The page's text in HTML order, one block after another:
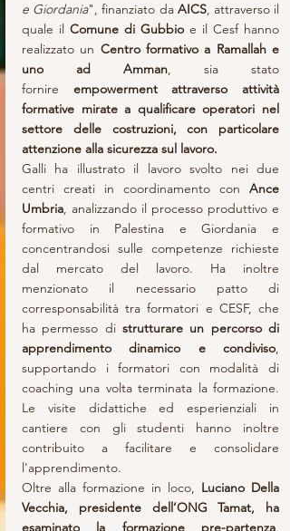
e Giordania", finanziato da AICS, attraverso il
quale il Comune di Gubbio e il Cesf hanno
realizzato un Centro formativo a Ramallah e
uno ad Amman, sia stato
fornire empowerment attraverso attività
formative mirate a qualificare operatori nel
settore delle costruzioni, con particolare
attenzione alla sicurezza sul lavoro.
Galli ha illustrato il lavoro svolto nei due
centri creati in coordinamento con Ance
Umbria, analizzando il processo produttivo e
formativo in Palestina e Giordania e
concentrandosi sulle competenze richieste
dal mercato del lavoro. Ha inoltre
menzionato il necessario patto di
corresponsabilità tra formatori e CESF, che
ha permesso di strutturare un percorso di
apprendimento dinamico e condiviso,
supportando i formatori con modalità di
coaching una volta terminata la formazione.
Le visite didattiche ed esperienziali in
cantiere con gli studenti hanno inoltre
contribuito a facilitare e consolidare
l'apprendimento.
Oltre alla formazione in loco, Luciano Della
Vecchia, presidente dell’ONG Tamat, ha
esaminato la formazione pre-partenza,